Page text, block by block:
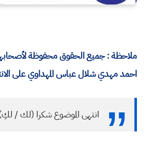
ملاحظة : جميع الحقوق محفوظة لأصحابها
احمد مهدي شلال عباس المهداوي على
انتهى الموضوع شكرا (لك /